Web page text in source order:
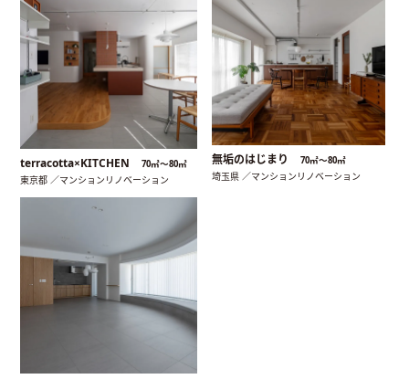
terracotta×KITCHEN 70㎡〜80㎡
東京都 ／マンションリノベーション
無垢のはじまり 70㎡〜80㎡
埼玉県 ／マンションリノベーション